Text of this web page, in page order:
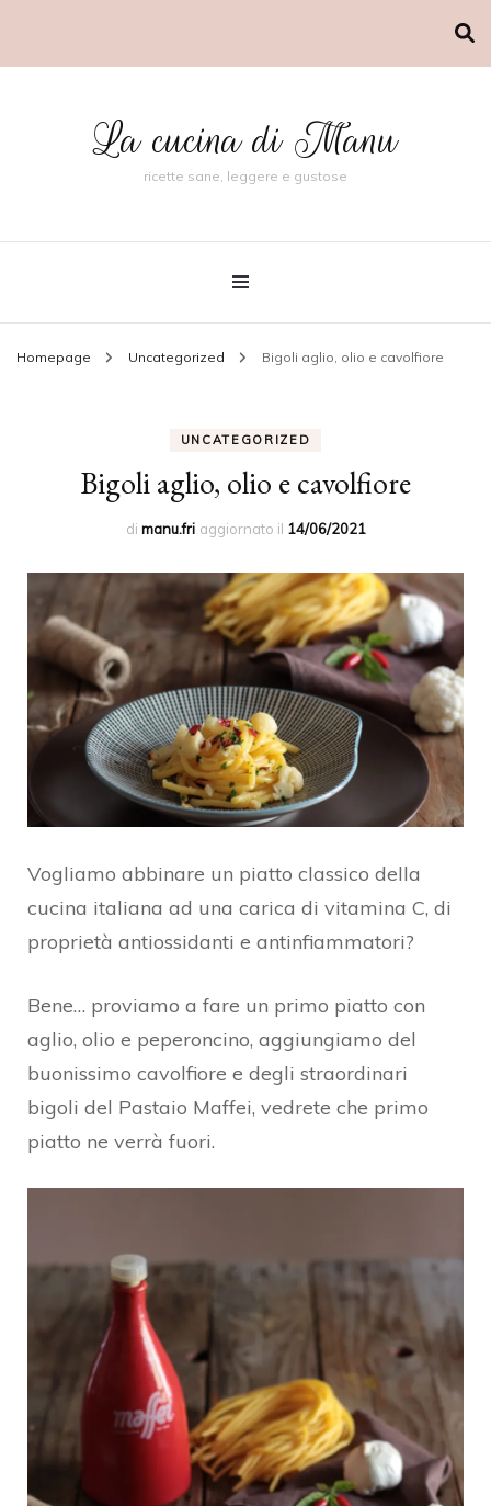
La cucina di Manu
ricette sane, leggere e gustose
Homepage Uncategorized Bigoli aglio, olio e cavolfiore
UNCATEGORIZED
Bigoli aglio, olio e cavolfiore
di manu.fri aggiornato il 14/06/2021
Vogliamo abbinare un piatto classico della
cucina italiana ad una carica di vitamina C, di
proprietà antiossidanti e antinfiammatori?
Bene… proviamo a fare un primo piatto con
aglio, olio e peperoncino, aggiungiamo del
buonissimo cavolfiore e degli straordinari
bigoli del Pastaio Maffei, vedrete che primo
piatto ne verrà fuori.